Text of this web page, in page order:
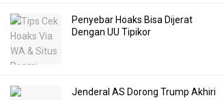
Penyebar Hoaks Bisa Dijerat
Dengan UU Tipikor
Jenderal AS Dorong Trump Akhiri